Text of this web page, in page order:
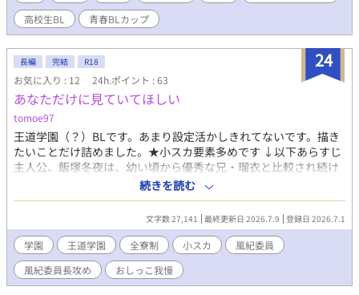
ミズキとの仲を深めていく。休日も遊びに行くような仲になる
も、どうしても、地味な転校生・久瀬の正体に、自分だけは気付
いていることが打ち明けられなくて――――。
高校生BL
青春BLカップ​
24
長編 完結 R18
お気に入り : 12 24h.ポイント : 63
あなただけに見ていてほしい
tomoe97
王道学園（？）BLです。あまり設定活かしきれてないです。描き
たいことだけ詰めました。★小スカ要素多めです ↓以下あらすじ
主人公、飯塚冬夜は、幼い頃から優秀な兄・瑠衣と比較され続け
て生きてきた。 成績優秀、スポーツ万能、人望も厚い兄の隣で、
いつしか自分には何の価値もないと思い込むようになった冬夜誰
かが近づいてきても、それは兄目当てなのだと決めつけ、人との
関わりを避けながら孤独な学生生活を送っていた。 そんな冬夜
には、人には言えない秘密の趣味があった。 不安やストレスを
抱え込むたび、一人でおしっこを我慢し続けては部屋で思い切り
おもらしすること。その行為だけが、自分を落ち着かせる唯一の
方法になっていたのだ。 高校入学で、兄の強い希望によって、
続きを読む
文字数 27,141 最終更新日 2026.7.9 登録日 2026.7.1
学園 王道学園 全寮制 小スカ
風紀委員
風紀委員長攻め
おしっこ我慢